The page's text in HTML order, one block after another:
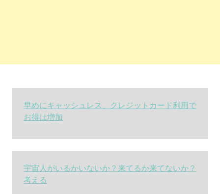
早めにキャッシュレス、クレジットカード利用で
お得は増加
宇宙人がいるかいないか？来てるか来てないか？
考える